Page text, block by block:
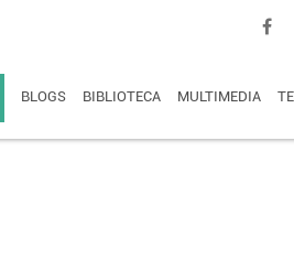
BLOGS BIBLIOTECA MULTIMEDIA